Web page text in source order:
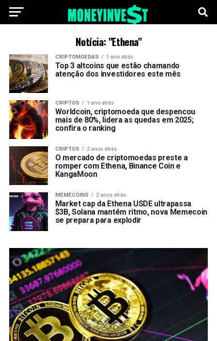
Notícia: "Ethena"
CRIPTOMOEDAS 1 ano atrás
Top 3 altcoins que estão chamando
atenção dos investidores este mês
CRIPTOS 1 ano atrás
Worldcoin, criptomoeda que despencou
mais de 80%, lidera as quedas em 2025;
confira o ranking
CRIPTOS 2 anos atrás
O mercado de criptomoedas preste a
romper com Ethena, Binance Coin e
KangaMoon
MEMECOINS 2 anos atrás
Market cap da Ethena USDE ultrapassa
$3B, Solana mantém ritmo, nova Memecoin
se prepara para explodir